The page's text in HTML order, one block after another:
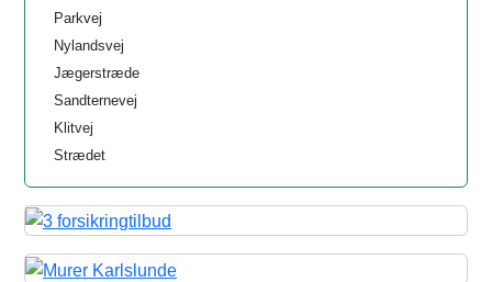
Parkvej
Nylandsvej
Jægerstræde
Sandternevej
Klitvej
Strædet